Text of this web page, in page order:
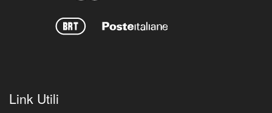
Link Utili